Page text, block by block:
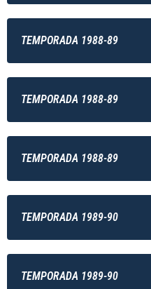
TEMPORADA 1988-89
TEMPORADA 1988-89
TEMPORADA 1988-89
TEMPORADA 1989-90
TEMPORADA 1989-90